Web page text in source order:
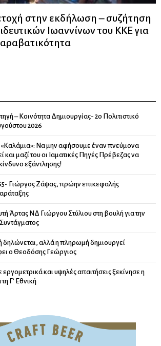
στην εκδήλωση – συζήτηση
Ιωαννίνων του ΚΚΕ για
– Κοινότητα Δημιουργίας- 2ο Πολιτιστικό
2026
Να μην αφήσουμε έναν πνεύμονα
και μαζί του οι Ιαματικές Πηγές Πρέβεζας να
εξάντλησης!
Γιώργος Ζάψας, πρώην επικεφαλής
Άρτας ΝΔ Γιώργου Στύλιου στη βουλή για την
δηλώνεται, αλλά η πληρωμή δημιουργεί
ο Θεοδόσης Γεώργιος
και υψηλές απαιτήσεις ξεκίνησε η
Γ’ Εθνική